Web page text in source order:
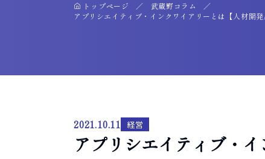
トップページ
武蔵野コラム
アプリシエイティブ・インクワイアリーとは【人材開発
2021.10.11 経営
アプリシエイティブ・